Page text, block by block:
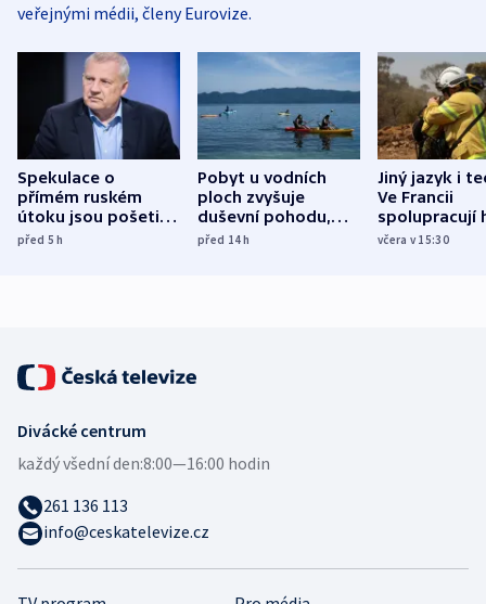
veřejnými médii, členy Eurovize.
Spekulace o
přímém ruském
útoku jsou pošetilé,
míní estonský
před 5h
Pobyt u vodních
ploch zvyšuje
duševní pohodu,
ukázala
před 14h
Jiný jazyk i
Ve Francii
spolupracují
různých zemí
včera v 15:30
Divácké centrum
každý všední den:8:00—16:00 hodin
261 136 113
info@ceskatelevize.cz